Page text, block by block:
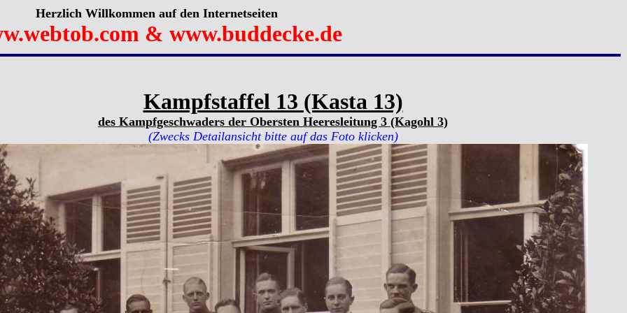
Herzlich Willkommen auf den Internetseiten
& www.buddecke.de
Kampfstaffel 13 (Kasta 13)
des Kampfgeschwaders der Obersten Heeresleitung 3 (Kagohl 3)
(Zwecks Detailansicht bitte auf das Foto klicken)